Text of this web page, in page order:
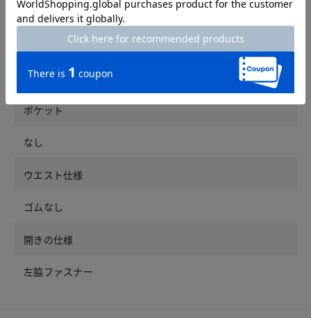
アイテム詳細
あり
ポケット
なし
ウエスト仕様
ゴムなし
開きの仕様
左脇ファスナー